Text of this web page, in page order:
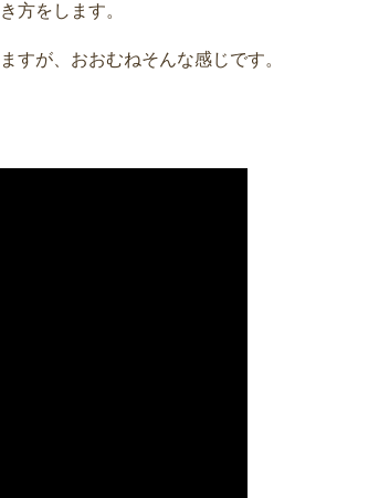
方をします。
すが、おおむねそんな感じです。